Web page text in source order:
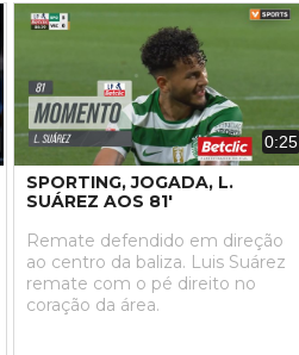
0:25
SPORTING, JOGADA, L.
SUÁREZ AOS 81'
Remate defendido em direção
ao centro da baliza. Luis Suárez
remate com o pé direito no
coração da área.